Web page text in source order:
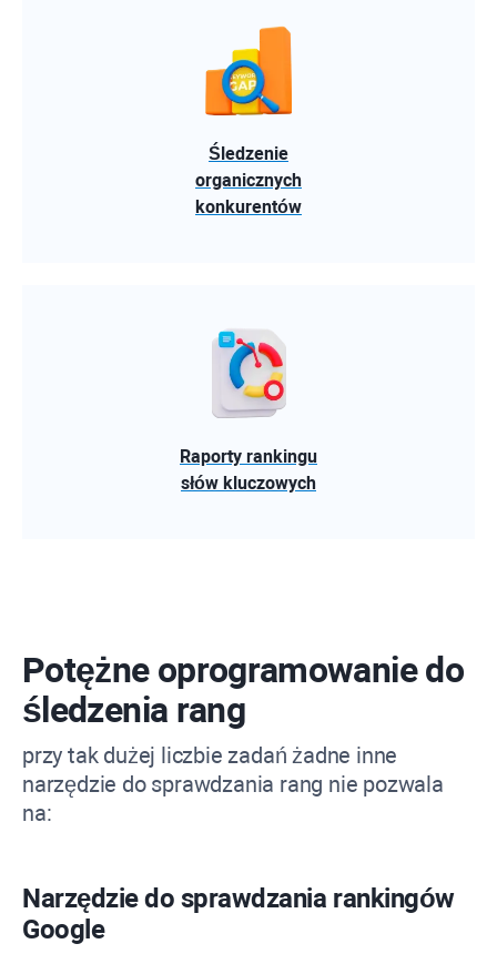
Śledzenie
organicznych
konkurentów
Raporty rankingu
słów kluczowych
Potężne oprogramowanie do
śledzenia rang
przy tak dużej liczbie zadań żadne inne
narzędzie do sprawdzania rang nie pozwala
na:
Narzędzie do sprawdzania rankingów
Google